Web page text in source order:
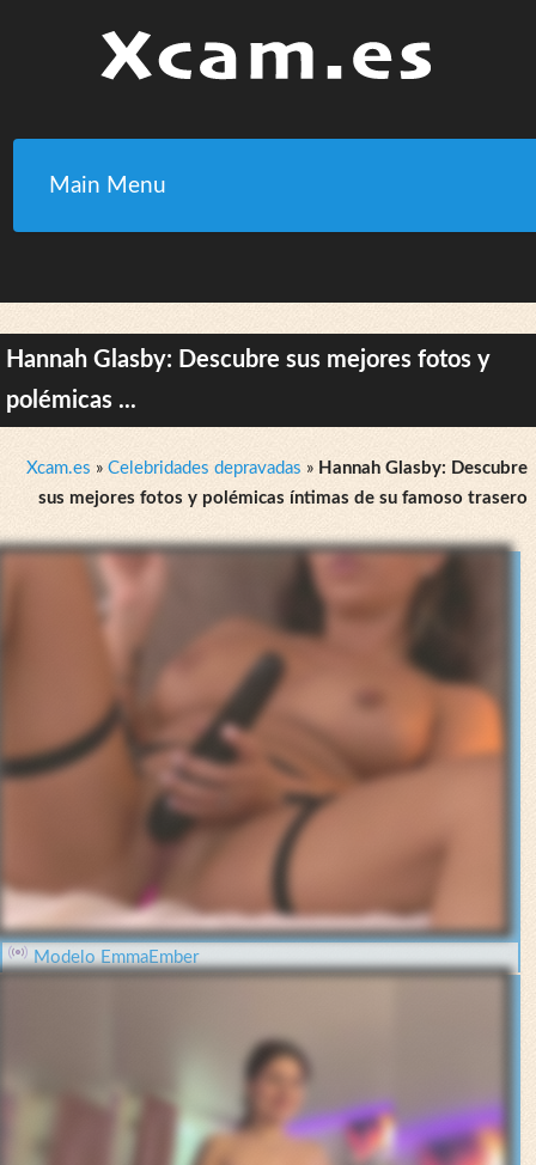
Main Menu
Hannah Glasby: Descubre sus mejores fotos y
polémicas ...
Xcam.es » Celebridades depravadas » Hannah Glasby: Descubre
sus mejores fotos y polémicas íntimas de su famoso trasero
Modelo EmmaEmber